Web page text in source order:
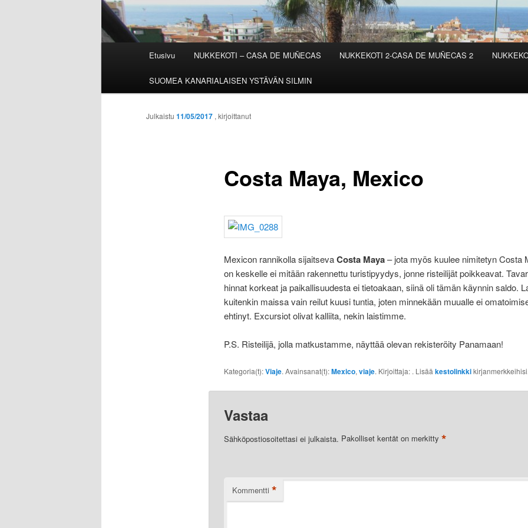
Etusivu NUKKEKOTI – CASA DE MUÑECAS NUKKEKOTI 2-CASA DE MUÑECAS 2
SUOMEA KANARIALAISEN YSTÄVÄN SILMIN
Costa Maya, Mexico
Julkaistu 11/05/2017 , kirjoittanut
Mexicon rannikolla sijaitsevaCosta Maya– jota myös kuulee nimitetyn Costa
on keskelle ei mitään rakennettu turistipyydys, jonne risteilijät poikkeavat.
hinnat korkeat ja paikallisuudesta ei tietoakaan, siinä oli tämän käynnin saldo.
kuitenkin maissa vain reilut kuusi tuntia, joten minnekään muualle ei
ehtinyt. Excursiot olivat kalliita, nekin laistimme.
P.S. Risteilijä, jolla matkustamme, näyttää olevan rekisteröity Panamaan!
Kategoria(t):Viaje. Avainsanat(t):Mexico, viaje. Kirjoittaja: . Lisää kestolinkkikirjanmerkkeihisi.
Vastaa
Sähköpostiosoitettasi ei julkaista. Pakolliset kentät on merkitty *
Kommentti *